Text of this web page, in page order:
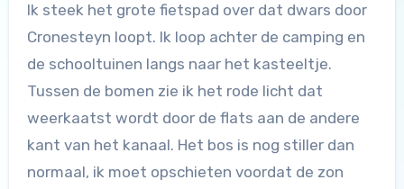
Ik steek het grote fietspad over dat dwars door
Cronesteyn loopt. Ik loop achter de camping en
de schooltuinen langs naar het kasteeltje.
Tussen de bomen zie ik het rode licht dat
weerkaatst wordt door de flats aan de andere
kant van het kanaal. Het bos is nog stiller dan
normaal, ik moet opschieten voordat de zon